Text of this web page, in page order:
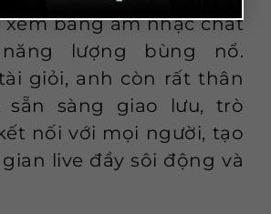
bằng âm nhạc chất
lượng bùng nổ.
giỏi, anh còn rất thân
sẵn sàng giao lưu, trò
nối với mọi người, tạo
live đầy sôi động và